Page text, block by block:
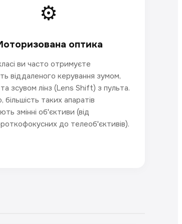
⚙️
оптика
ви часто отримуєте
віддаленого керування зумом,
зсувом лінз (Lens Shift) з пульта.
більшість таких апаратів
змінні об'єктиви (від
до телеоб'єктивів).